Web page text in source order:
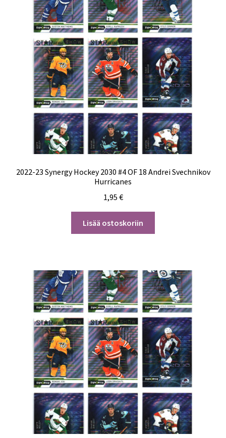
2022-23 Synergy Hockey 2030 #4 OF 18 Andrei Svechnikov
Hurricanes
1,95 €
Lisää ostoskoriin